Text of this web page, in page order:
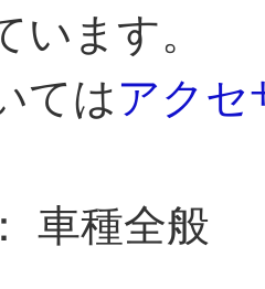
います。
てはアクセ
車種全般